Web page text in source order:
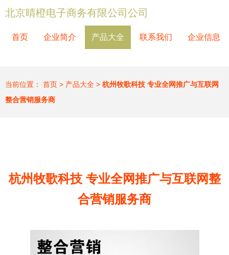
北京晴橙电子商务有限公司公司
首页 企业简介 产品大全 联系我们 企业信息
当前位置： 首页 > 产品大全 > 杭州牧歌科技 专业全网推广与互联网
整合营销服务商
杭州牧歌科技 专业全网推广与互联网整
合营销服务商